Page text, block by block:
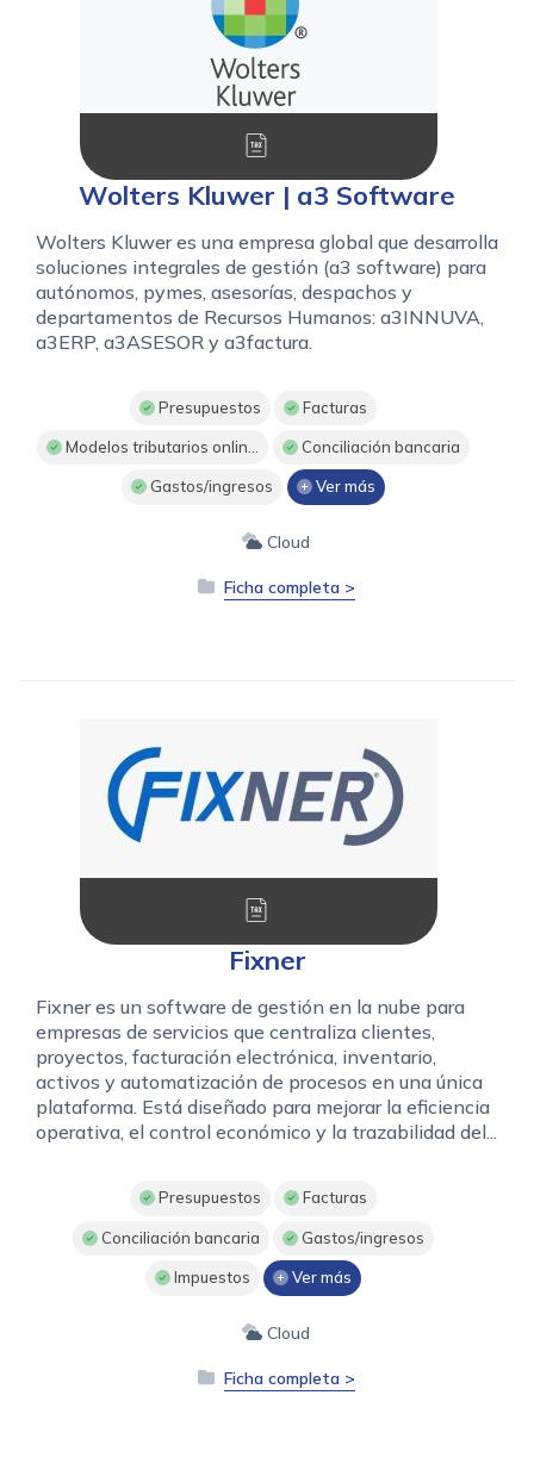
Wolters Kluwer | a3 Software
Wolters Kluwer es una empresa global que desarrolla
soluciones integrales de gestión (a3 software) para
autónomos, pymes, asesorías, despachos y
departamentos de Recursos Humanos: a3INNUVA,
a3ERP, a3ASESOR y a3factura.
Presupuestos Facturas
Modelos tributarios onlin... Conciliación bancaria
Gastos/ingresos Ver más
Cloud
Ficha completa >
Fixner
Fixner es un software de gestión en la nube para
empresas de servicios que centraliza clientes,
proyectos, facturación electrónica, inventario,
activos y automatización de procesos en una única
plataforma. Está diseñado para mejorar la eficiencia
operativa, el control económico y la trazabilidad del...
Presupuestos Facturas
Conciliación bancaria Gastos/ingresos
Impuestos Ver más
Cloud
Ficha completa >